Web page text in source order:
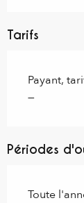
Tarifs
Payant,
—
Périodes
Toute